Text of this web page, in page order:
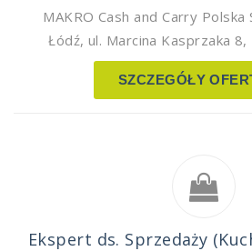
MAKRO Cash and Carry Polska
Łódź, ul. Marcina Kasprzaka 8,
SZCZEGÓŁY
Ekspert ds. Sprzedaży